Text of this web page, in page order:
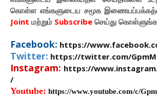
கொள்ள எங்களுடைய சமூக
Joint மற்றும் Subscribe செய்து
Facebook: https://
Twitter: https://twitter.com/
Instagram: https://
/
Youtube: https://www.youtube.com/c/